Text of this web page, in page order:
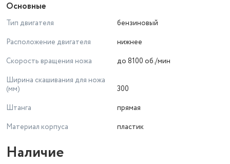
Основные
Тип двигателя
бензиновый
Расположение двигателя
нижнее
Скорость вращения ножа
до 8100 об./мин
Ширина скашивания для ножа
(мм)
300
Штанга
прямая
Материал корпуса
пластик
Наличие